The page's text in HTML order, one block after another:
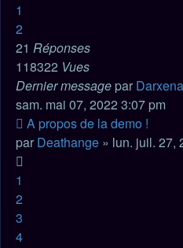
1
2
21 Réponses
118322 Vues
Dernier message par
sam. mai 07, 2022 3:07 pm
A propos de la demo !
par Deathange » lun. juil. 27,
1
2
3
4